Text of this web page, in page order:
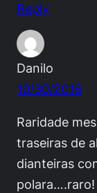
Reply
Danilo
10/30/2016
Raridade
traseiras de
dianteiras
polara….raro!